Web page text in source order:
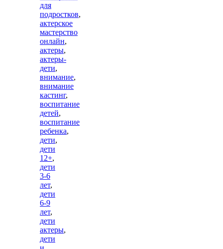
для
подростков,
актерское
мастерство
онлайн,
актеры,
актеры-
дети,
внимание,
внимание
кастинг,
воспитание
детей,
воспитание
ребенка,
дети,
дети
12+,
дети
3-6
лет,
дети
6-9
лет,
дети
актеры,
дети